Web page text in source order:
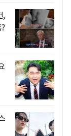
,